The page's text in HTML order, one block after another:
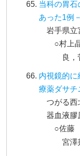
当科の胃
あった1例－
岩手県立
○村上
良，
内視鏡的
療薬ダサチ
つがる西
器血液膠
○佐藤
宮